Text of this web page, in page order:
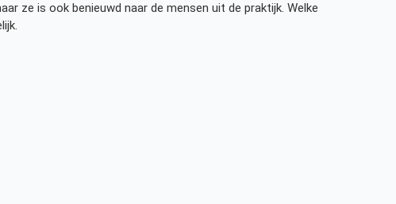
ze is ook benieuwd naar de mensen uit de praktijk. Welke